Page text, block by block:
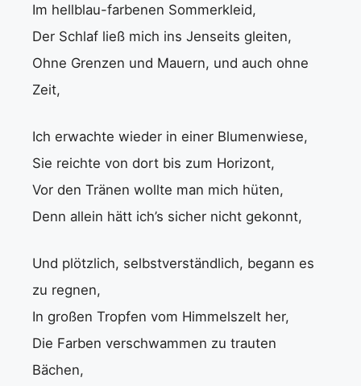
Im hellblau-farbenen Sommerkleid,
Der Schlaf ließ mich ins Jenseits gleiten,
Ohne Grenzen und Mauern, und auch ohne
Zeit,
Ich erwachte wieder in einer Blumenwiese,
Sie reichte von dort bis zum Horizont,
Vor den Tränen wollte man mich hüten,
Denn allein hätt ich’s sicher nicht gekonnt,
Und plötzlich, selbstverständlich, begann es
zu regnen,
In großen Tropfen vom Himmelszelt her,
Die Farben verschwammen zu trauten
Bächen,